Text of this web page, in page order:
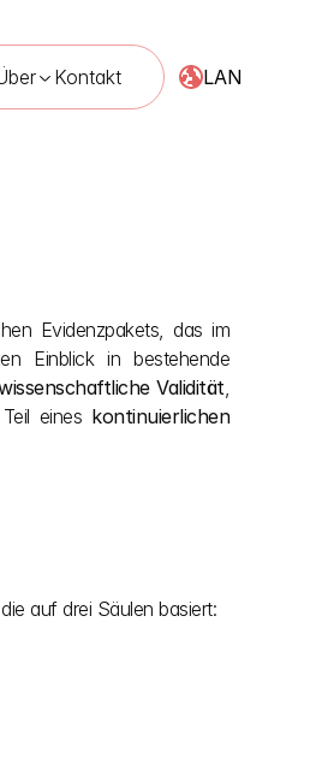
Kontakt LAN
Evidenzpakets, das im
Einblick in bestehende
Validität,
eines kontinuierlichen
auf drei Säulen basiert: